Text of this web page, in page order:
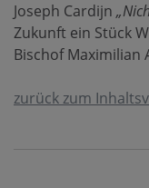
Joseph Cardijn
Zukunft ein Stück
Bischof Maximilian
zurück zum